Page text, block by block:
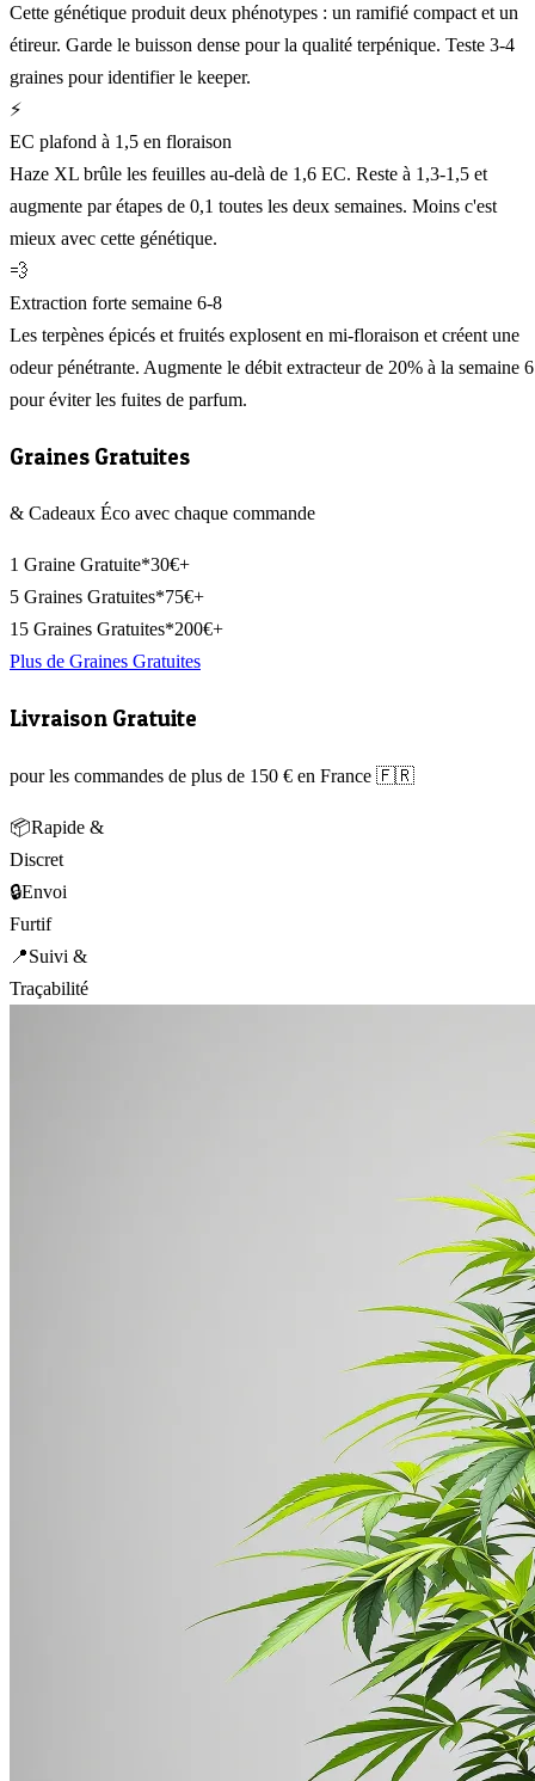
Cette génétique produit deux phénotypes : un ramifié compact et un
étireur. Garde le buisson dense pour la qualité terpénique. Teste 3-4
graines pour identifier le keeper.
⚡
EC plafond à 1,5 en floraison
Haze XL brûle les feuilles au-delà de 1,6 EC. Reste à 1,3-1,5 et
augmente par étapes de 0,1 toutes les deux semaines. Moins c'est
mieux avec cette génétique.
💨
Extraction forte semaine 6-8
Les terpènes épicés et fruités explosent en mi-floraison et créent une
odeur pénétrante. Augmente le débit extracteur de 20% à la semaine 6
pour éviter les fuites de parfum.
Graines Gratuites
& Cadeaux Éco avec chaque commande
1 Graine Gratuite*30€+
5 Graines Gratuites*75€+
15 Graines Gratuites*200€+
Plus de Graines Gratuites
Livraison Gratuite
pour les commandes de plus de 150 € en France 🇫🇷
📦Rapide &
Discret
🔒Envoi
Furtif
📍Suivi &
Traçabilité